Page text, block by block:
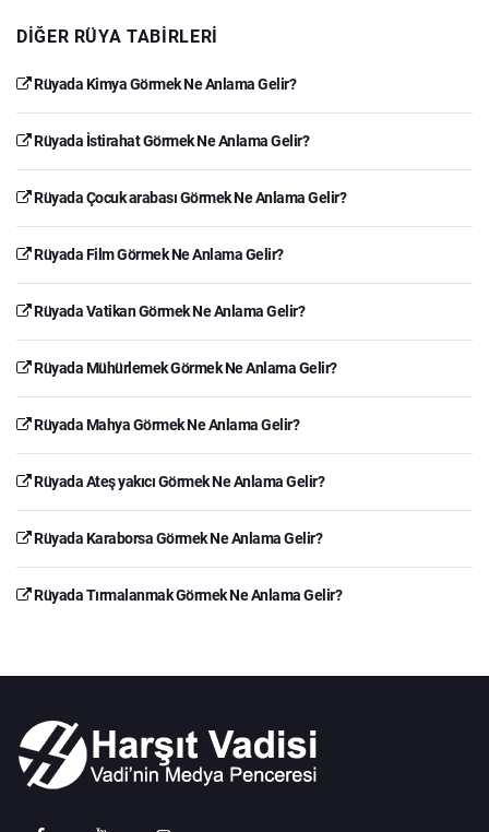
DIĞER RÜYA TABIRLERI
Rüyada Kimya Görmek Ne Anlama Gelir?
Rüyada İstirahat Görmek Ne Anlama Gelir?
Rüyada Çocuk arabası Görmek Ne Anlama Gelir?
Rüyada Film Görmek Ne Anlama Gelir?
Rüyada Vatikan Görmek Ne Anlama Gelir?
Rüyada Mühürlemek Görmek Ne Anlama Gelir?
Rüyada Mahya Görmek Ne Anlama Gelir?
Rüyada Ateş yakıcı Görmek Ne Anlama Gelir?
Rüyada Karaborsa Görmek Ne Anlama Gelir?
Rüyada Tırmalanmak Görmek Ne Anlama Gelir?